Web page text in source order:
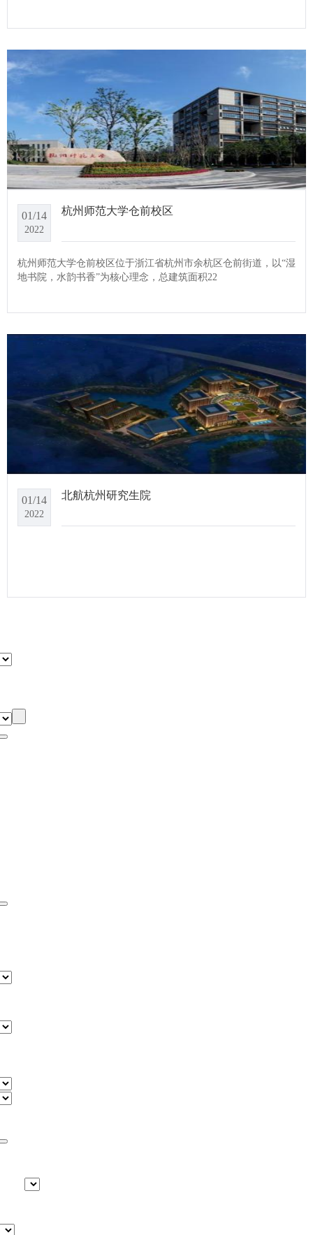
01/14
2022
杭州师范大学仓前校区
杭州师范大学仓前校区位于浙江省杭州市余杭区仓前街道，以“湿
地书院，水韵书香”为核心理念，总建筑面积22
01/14
2022
北航杭州研究生院